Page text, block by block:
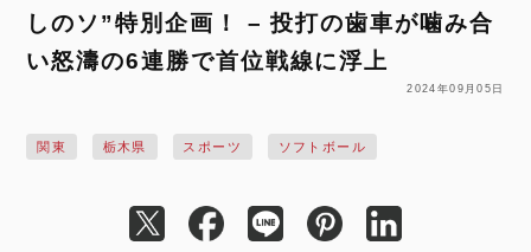
しのソ”特別企画！ – 投打の歯車が噛み合
い怒濤の6連勝で首位戦線に浮上
2024年09月05日
関東 栃木県 スポーツ ソフトボール